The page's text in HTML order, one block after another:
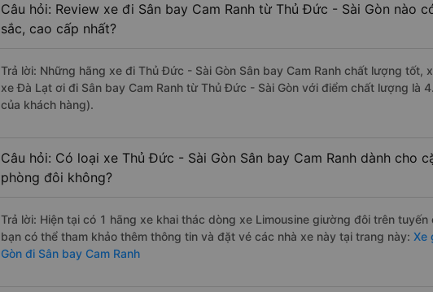
Câu hỏi: Review xe đi Sân bay Cam Ranh từ Thủ Đức - Sài Gòn nào
sắc, cao cấp nhất?
Trả lời: Những hãng xe đi Thủ Đức - Sài Gòn Sân bay Cam Ranh chất lượng tốt,
xe Đà Lạt ơi đi Sân bay Cam Ranh từ Thủ Đức - Sài Gòn với điểm chất lượng là
của khách hàng).
Câu hỏi: Có loại xe Thủ Đức - Sài Gòn Sân bay Cam Ranh dành cho
phòng đôi không?
Trả lời: Hiện tại có 1 hãng xe khai thác dòng xe Limousine giường đôi trên
bạn có thể tham khảo thêm thông tin và đặt vé các nhà xe này tại trang này: Xe
Gòn đi Sân bay Cam Ranh